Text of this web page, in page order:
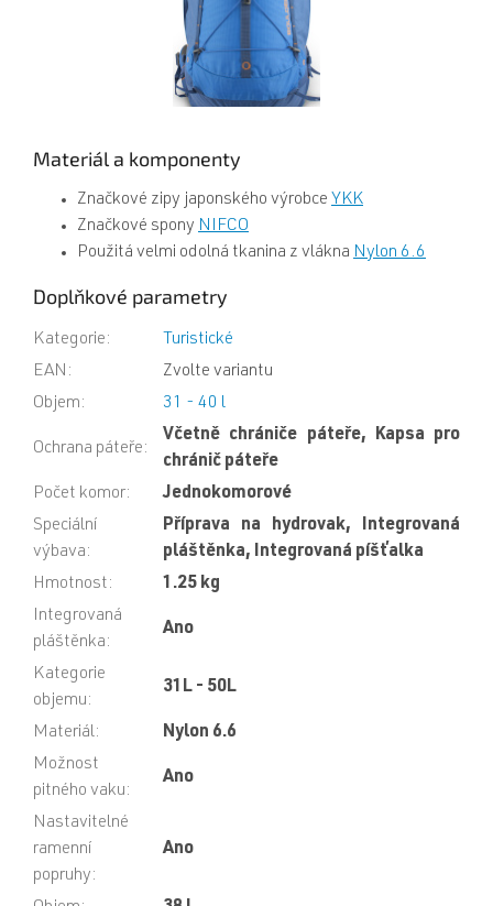
Materiál a komponenty
Značkové zipy japonského výrobce YKK
Značkové spony NIFCO
Použitá velmi odolná tkanina z vlákna Nylon 6.6
Doplňkové parametry
Kategorie:
Turistické
EAN :
Zvolte variantu
Objem: 31 - 40 l
Ochrana páteře:
Včetně chrániče páteře, Kapsa pro
chránič páteře
Počet komor:
Jednokomorové
Speciální
výbava:
Příprava na hydrovak, Integrovaná
pláštěnka, Integrovaná píšťalka
Hmotnost:
1.25 kg
Integrovaná
pláštěnka:
Ano
Kategorie
objemu:
31L - 50L
Materiál:
Nylon 6.6
Možnost
pitného vaku:
Ano
Nastavitelné
ramenní
popruhy:
Ano